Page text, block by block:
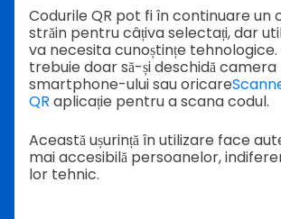
Codurile QR pot fi în continuare un
străin pentru câțiva selectați, dar
va necesita cunoștințe
trebuie doar să-și deschidă camera
smartphone-ului sau oricare
QR aplicație pentru a scana codul.
Această ușurință în utilizare face
mai accesibilă persoanelor,
lor tehnic.